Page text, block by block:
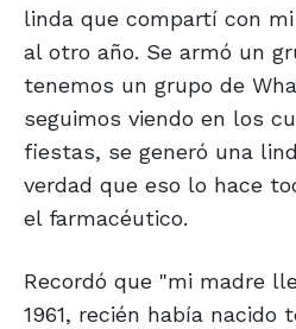
linda que compartí con
al otro año. Se armó un
tenemos un grupo de
seguimos viendo en los
fiestas, se generó una
verdad que eso lo hace
el farmacéutico.
Recordó que "mi madre
1961, recién había nacido